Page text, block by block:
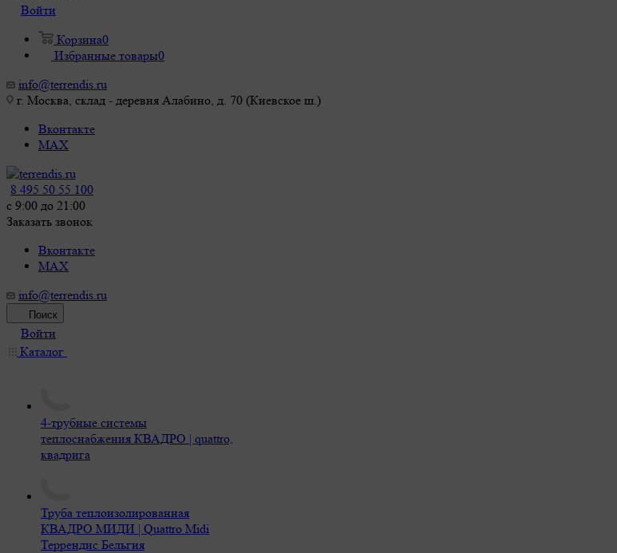
Войти
Корзина0
Избранные товары0
info@terrendis.ru
г. Москва, склад - деревня Алабино, д. 70 (Киевское ш.)
Вконтакте
MAX
8 495 50 55 100
c 9:00 до 21:00
Заказать звонок
Вконтакте
MAX
info@terrendis.ru
Поиск
Войти
Каталог
4-трубные системы
теплоснабжения КВАДРО | quattro,
квадрига
Труба теплоизолированная
КВАДРО МИДИ | Quattro Midi
Террендис Бельгия